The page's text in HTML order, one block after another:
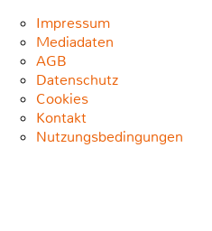
Impressum
Mediadaten
AGB
Datenschutz
Cookies
Kontakt
Nutzungsbedingungen